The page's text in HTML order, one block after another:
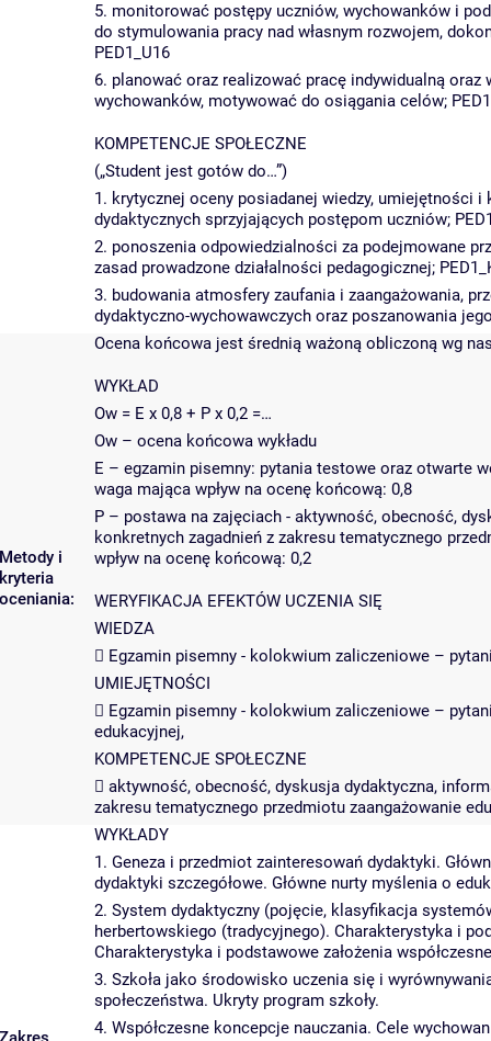
5. monitorować postępy uczniów, wychowanków i
do stymulowania pracy nad własnym rozwojem,
PED1_U16
6. planować oraz realizować pracę indywidualną
wychowanków, motywować do osiągania celów;
KOMPETENCJE SPOŁECZNE
(„Student jest gotów do…”)
1. krytycznej oceny posiadanej wiedzy, umiejętności
dydaktycznych sprzyjających postępom uczniów;
2. ponoszenia odpowiedzialności za podejmowane
zasad prowadzone działalności pedagogicznej;
3. budowania atmosfery zaufania i zaangażowania,
dydaktyczno-wychowawczych oraz poszanowania
Metody i
kryteria
oceniania:
Ocena końcowa jest średnią ważoną obliczoną wg
WYKŁAD
Ow = E x 0,8 + P x 0,2 =…
Ow – ocena końcowa wykładu
E – egzamin pisemny: pytania testowe oraz otwarte
waga mająca wpływ na ocenę końcową: 0,8
P – postawa na zajęciach - aktywność, obecność,
konkretnych zagadnień z zakresu tematycznego
wpływ na ocenę końcową: 0,2
WERYFIKACJA EFEKTÓW UCZENIA SIĘ
WIEDZA
 Egzamin pisemny - kolokwium zaliczeniowe –
UMIEJĘTNOŚCI
 Egzamin pisemny - kolokwium zaliczeniowe –
edukacyjnej,
KOMPETENCJE SPOŁECZNE
 aktywność, obecność, dyskusja dydaktyczna,
zakresu tematycznego przedmiotu zaangażowanie
WYKŁADY
1. Geneza i przedmiot zainteresowań dydaktyki.
dydaktyki szczegółowe. Główne nurty myślenia o
2. System dydaktyczny (pojęcie, klasyfikacja
herbertowskiego (tradycyjnego). Charakterystyka i
Charakterystyka i podstawowe założenia
3. Szkoła jako środowisko uczenia się i
społeczeństwa. Ukryty program szkoły.
4. Współczesne koncepcje nauczania. Cele